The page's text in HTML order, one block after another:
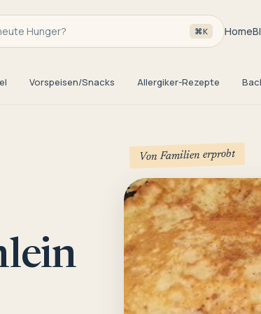
Hunger? ⌘K Home
Vorspeisen/Snacks Allergiker-Rezepte
Von Familien erprobt